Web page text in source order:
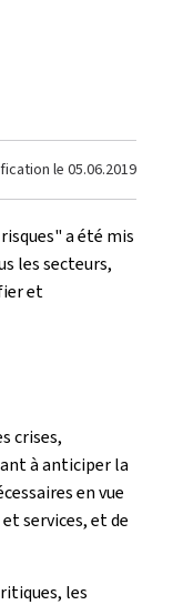
le 05.06.2019
a été mis
les secteurs,
et
crises,
à anticiper la
en vue
services, et de
les